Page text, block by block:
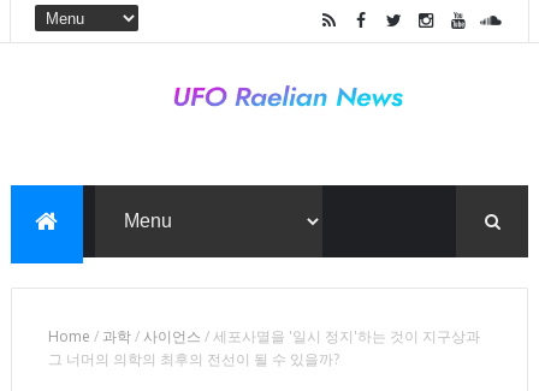
Home / 과학/ 사이언스 /세포사멸을 '일시 정지'하는 것이 지구상과
그 너머의 의학의 최후의 전선이 될 수 있을까?